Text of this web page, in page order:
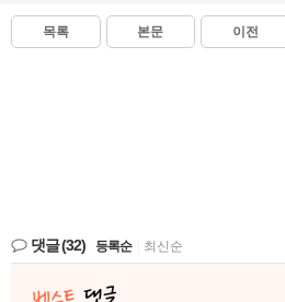
목록 본문 이전
댓글(32) 등록순 최신순